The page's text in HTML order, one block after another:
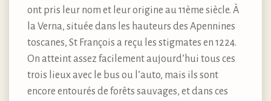
ont pris leur nom et leur origine au 11ème siècle. À
la Verna, située dans les hauteurs des Apennines
toscanes, St François a reçu les stigmates en 1224.
On atteint assez facilement aujourd’hui tous ces
trois lieux avec le bus ou l’auto, mais ils sont
encore entourés de forêts sauvages, et dans ces